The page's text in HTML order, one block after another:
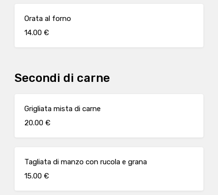
Orata al forno
14.00 €
Secondi di carne
Grigliata mista di carne
20.00 €
Tagliata di manzo con rucola e grana
15.00 €